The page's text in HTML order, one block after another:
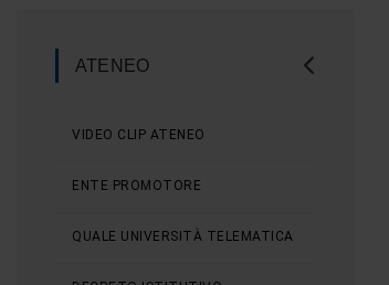
ATENEO
VIDEO CLIP ATENEO
ENTE PROMOTORE
QUALE UNIVERSITÀ TELEMATICA